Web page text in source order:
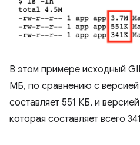
В этом примере исходный
МБ, по сравнению с
составляет 551 КБ, и
которая составляет всего